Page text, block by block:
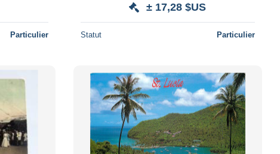
Particulier
± 17,28 $US
Statut Particulier